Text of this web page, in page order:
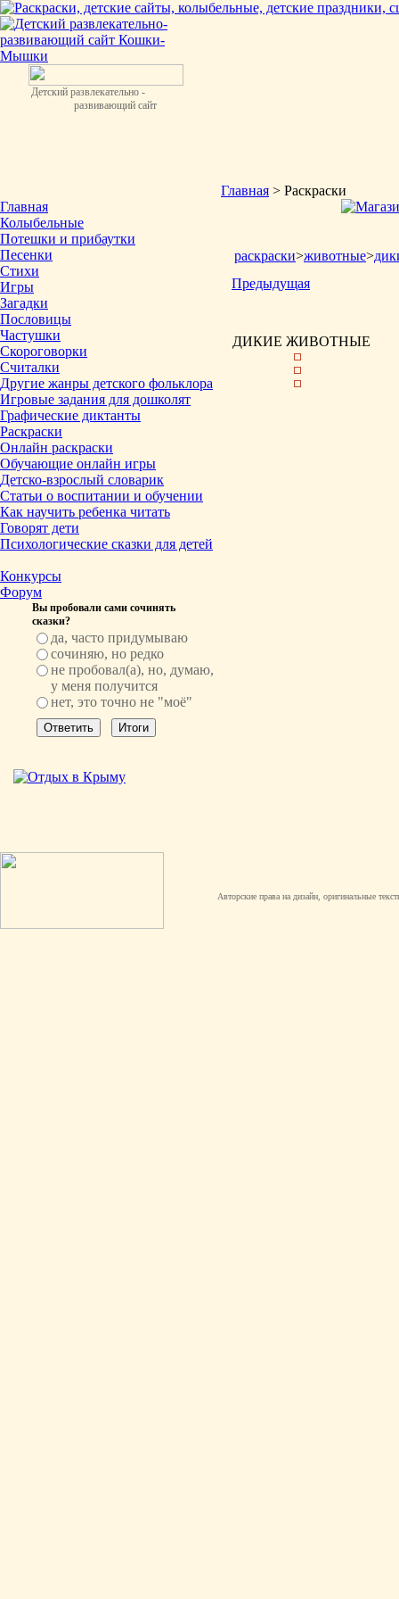
Детский развлекательно -
развивающий сайт
Главная
Колыбельные
Потешки и прибаутки
Песенки
Стихи
Игры
Загадки
Пословицы
Частушки
Скороговорки
Считалки
Другие жанры детского фольклора
Игровые задания для дошколят
Графические диктанты
Раскраски
Онлайн раскраски
Обучающие онлайн игры
Детско-взрослый словарик
Статьи о воспитании и обучении
Как научить ребенка читать
Говорят дети
Психологические сказки для детей
Конкурсы
Форум
Вы пробовали сами сочинять
сказки?
да, часто придумываю
сочиняю, но редко
не пробовал(а), но, думаю,
у меня получится
нет, это точно не "моё"
Главная > Раскраски
раскраски>животные>
Предыдущая
ДИКИЕ ЖИВОТНЫЕ
Авторские права на дизайн, оригинальные